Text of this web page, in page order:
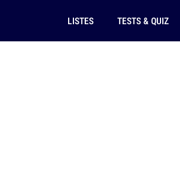
LISTES TESTS & QUIZ